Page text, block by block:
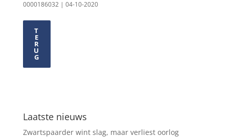
0000186032 | 04-10-2020
T
E
R
U
G
Laatste nieuws
Zwartspaarder wint slag, maar verliest oorlog